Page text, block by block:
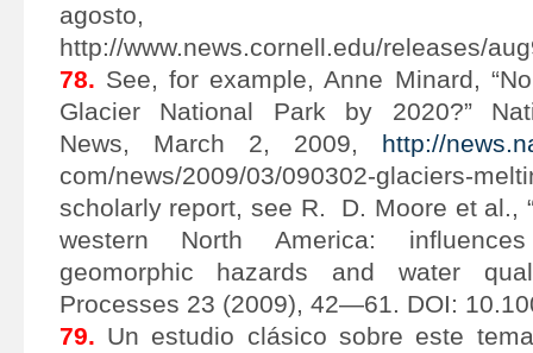
agosto,
http://www.news.cornell.edu/releases/
78. See, for example, Anne Minard,
Glacier National Park by 2020?”
News, March 2, 2009, http://
com/news/2009/03/090302-glaciers-
scholarly report, see R. D. Moore et al.,
western North America:
geomorphic hazards and water
Processes 23 (2009), 42—61. DOI:
79. Un estudio clásico sobre este